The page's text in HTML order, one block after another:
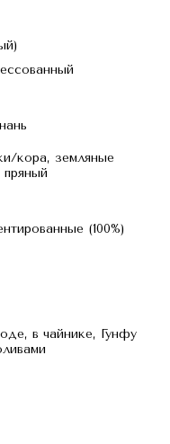
кора, земляные
пряный
(100%)
в чайнике, Гунфу